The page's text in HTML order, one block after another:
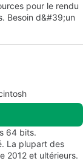
pour le rendu
Besoin d&#39;un
64 bits.
La plupart des
2012 et ultérieurs.